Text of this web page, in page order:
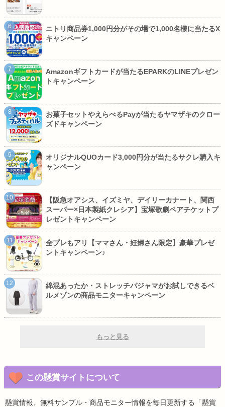
ニトリ商品券1,000円分がその場で1,000名様に当たるX
キャンペーン
Amazonギフトカードが当たるEPARKのLINEプレゼン
トキャンペーン
お菓子セットやえらべるPayが当たるヤマザキのクロー
ズドキャンペーン
オリジナルQUOカード3,000円分が当たるサクレ購入キ
ャンペーン
【阪急オアシス、イズミヤ、デイリーカナート、関西
スーパー×日本製紙クレシア】宝塚歌劇ペアチケットプ
レゼントキャンペーン
全プレもアリ【ママさん・妊婦さん限定】豪華プレゼ
ントキャンペーン♪
綿混あったか・ストレッチパジャマがお試しできるベ
ルメゾンの商品モニターキャンペーン
もっと見る
この懸賞サイトについて
懸賞情報、無料サンプル・商品モニター情報を毎日更新する「懸賞